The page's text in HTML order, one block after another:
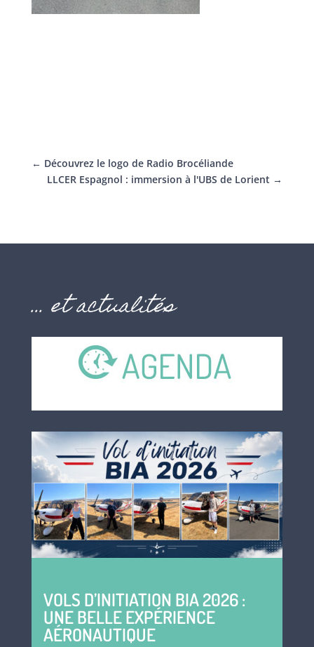
← Découvrez le logo de Radio Brocéliande
LLCER Espagnol : immersion à l'UBS de Lorient →
… et actualités
VOLS D’INITIATION BIA 2026 :
UNE BELLE EXPÉRIENCE
AÉRONAUTIQUE